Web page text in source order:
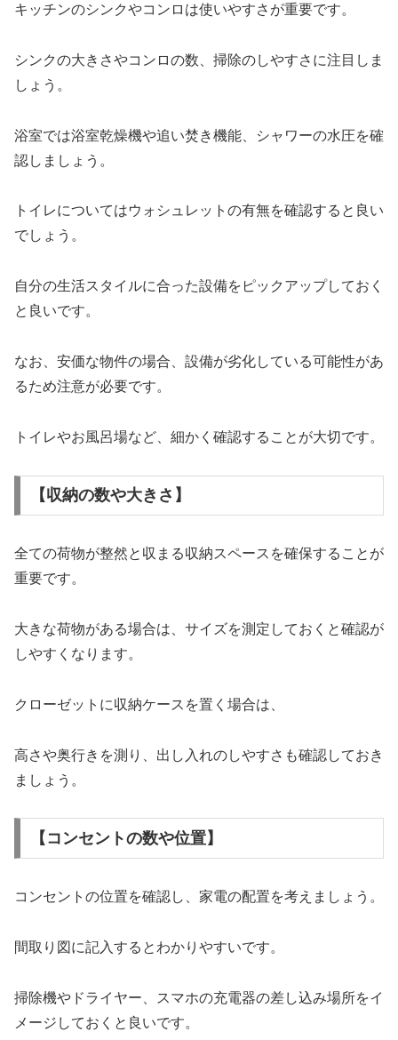
キッチンのシンクやコンロは使いやすさが重要です。
シンクの大きさやコンロの数、掃除のしやすさに注目しま
しょう。
浴室では浴室乾燥機や追い焚き機能、シャワーの水圧を確
認しましょう。
トイレについてはウォシュレットの有無を確認すると良い
でしょう。
自分の生活スタイルに合った設備をピックアップしておく
と良いです。
なお、安価な物件の場合、設備が劣化している可能性があ
るため注意が必要です。
トイレやお風呂場など、細かく確認することが大切です。
【収納の数や大きさ】
全ての荷物が整然と収まる収納スペースを確保することが
重要です。
大きな荷物がある場合は、サイズを測定しておくと確認が
しやすくなります。
クローゼットに収納ケースを置く場合は、
高さや奥行きを測り、出し入れのしやすさも確認しておき
ましょう。
【コンセントの数や位置】
コンセントの位置を確認し、家電の配置を考えましょう。
間取り図に記入するとわかりやすいです。
掃除機やドライヤー、スマホの充電器の差し込み場所をイ
メージしておくと良いです。